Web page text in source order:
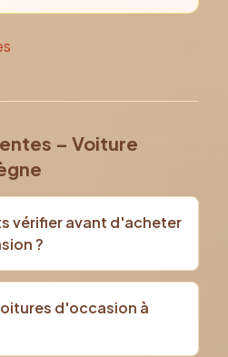
– Voiture
vérifier avant d'acheter
?
d'occasion à